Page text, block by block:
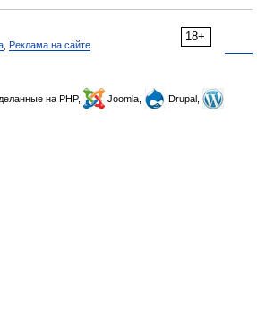
18+
Реклама на сайте
на PHP, Joomla,
Drupal,